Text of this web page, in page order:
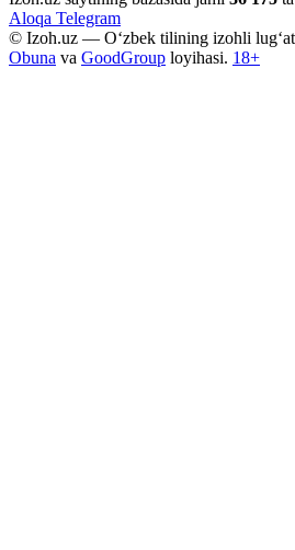
Aloqa Telegram
© Izoh.uz — O‘zbek tilining izohli
Obuna va GoodGroup loyihasi. 18+